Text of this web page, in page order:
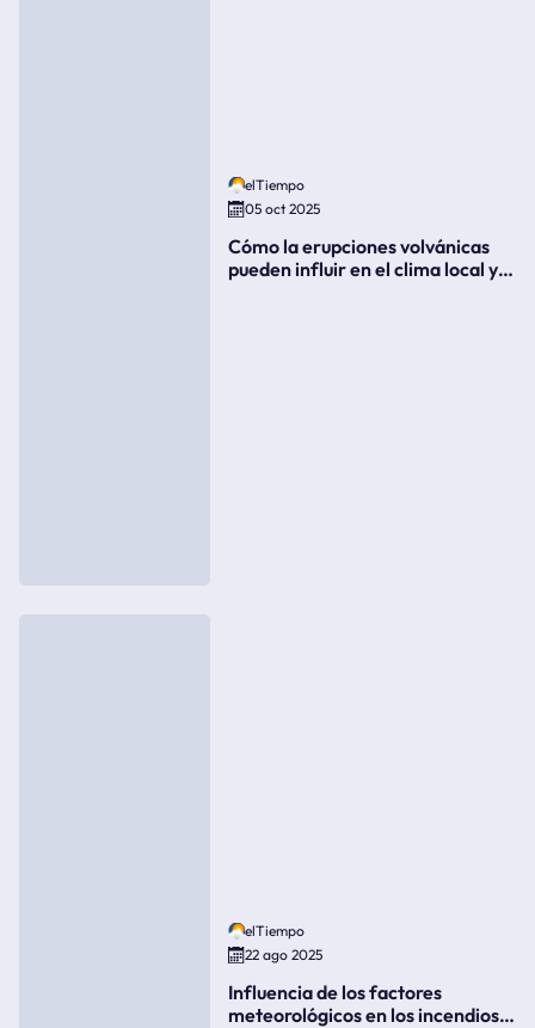
elTiempo
05 oct 2025
Cómo la erupciones volvánicas
pueden influir en el clima local y
elTiempo
22 ago 2025
Influencia de los factores
meteorológicos en los incendios